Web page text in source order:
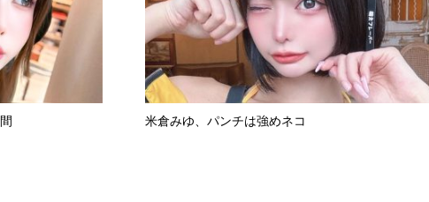
米倉みゆ、パンチは強めネコ